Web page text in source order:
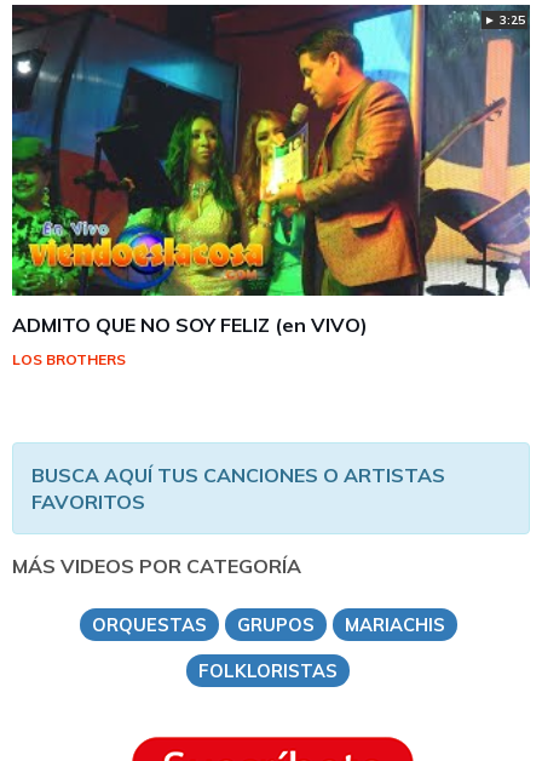
► 3:25
ADMITO QUE NO SOY FELIZ (en VIVO)
LOS BROTHERS
BUSCA AQUÍ TUS CANCIONES O ARTISTAS
FAVORITOS
MÁS VIDEOS POR CATEGORÍA
ORQUESTAS GRUPOS
MARIACHIS
FOLKLORISTAS